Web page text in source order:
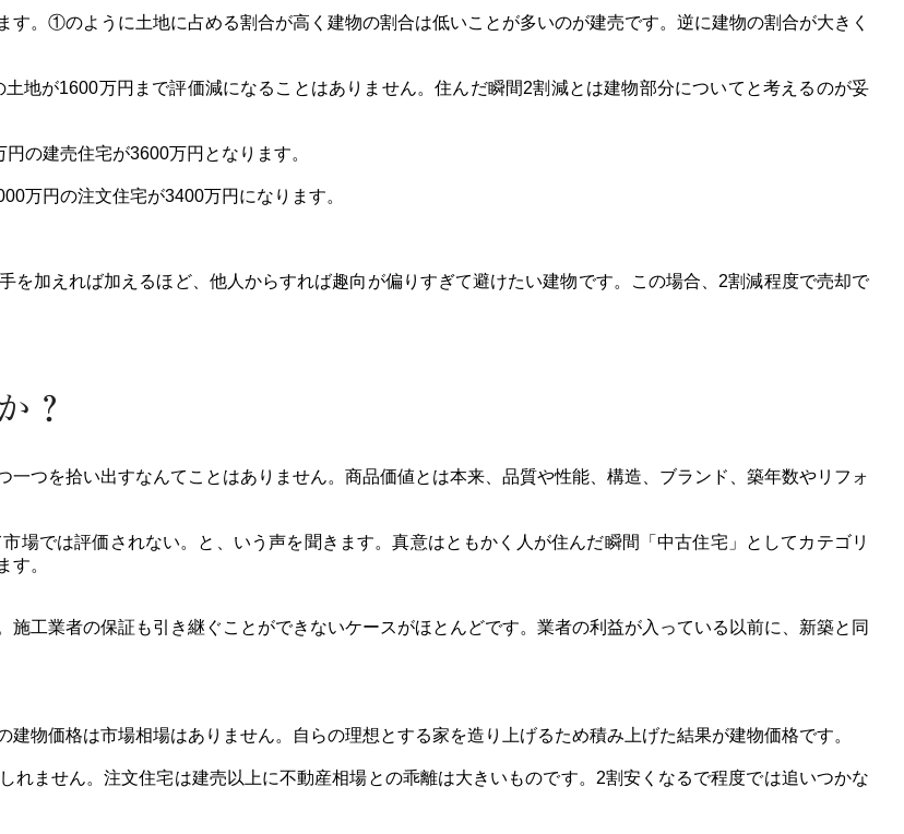
。①のように土地に占める割合が高く建物の割合は低いことが多いのが建売です。逆に建物の割合が大きく
地が1600万円まで評価減になることはありません。住んだ瞬間2割減とは建物部分についてと考えるのが妥
の建売住宅が3600万円となります。
万円の注文住宅が3400万円になります。
加えれば加えるほど、他人からすれば趣向が偏りすぎて避けたい建物です。この場合、2割減程度で売却で
？
つを拾い出すなんてことはありません。商品価値とは本来、品質や性能、構造、ブランド、築年数やリフォ
場では評価されない。と、いう声を聞きます。真意はともかく人が住んだ瞬間「中古住宅」としてカテゴリ
す。
工業者の保証も引き継ぐことができないケースがほとんどです。業者の利益が入っている以前に、新築と同
物価格は市場相場はありません。自らの理想とする家を造り上げるため積み上げた結果が建物価格です。
れません。注文住宅は建売以上に不動産相場との乖離は大きいものです。2割安くなるで程度では追いつかな